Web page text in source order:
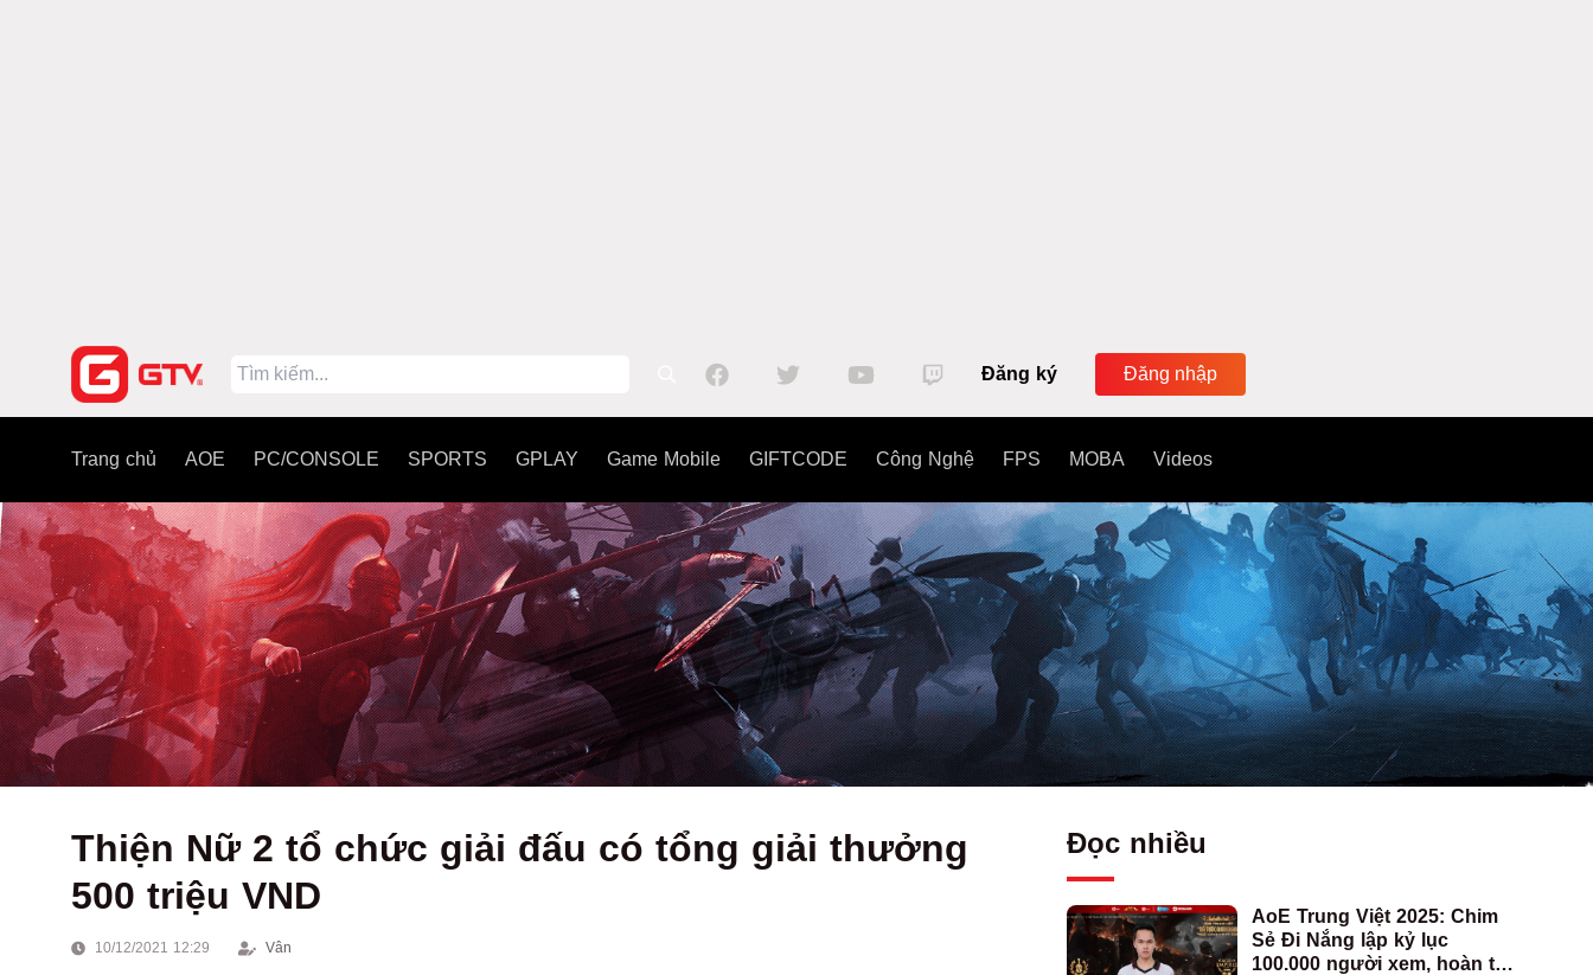
Đăng ký Đăng nhập
Trang chủ AOE PC/CONSOLE SPORTS GPLAY Game Mobile GIFTCODE Công Nghệ FPS MOBA Videos
Thiện Nữ 2 tổ chức giải đấu có tổng giải thưởng
500 triệu VND
10/12/2021 12:29 Vân
Đọc nhiều
AoE Trung Việt 2025: Chim
Sẻ Đi Nắng lập kỷ lục
100.000 người xem, hoàn tất